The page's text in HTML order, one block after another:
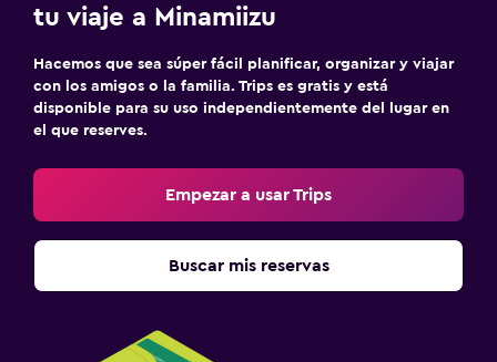
tu viaje a Minamiizu
Hacemos que sea súper fácil planificar, organizar y viajar
con los amigos o la familia. Trips es gratis y está
disponible para su uso independientemente del lugar en
el que reserves.
Empezar a usar Trips
Buscar mis reservas